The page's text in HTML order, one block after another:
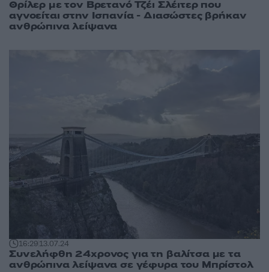
Θρίλερ με τον Βρετανό Τζέι Σλέιτερ που
αγνοείται στην Ισπανία - Διασώστες βρήκαν
ανθρώπινα λείψανα
16:2913.07.24
Συνελήφθη 24χρονος για τη βαλίτσα με τα
ανθρώπινα λείψανα σε γέφυρα του Μπρίστολ